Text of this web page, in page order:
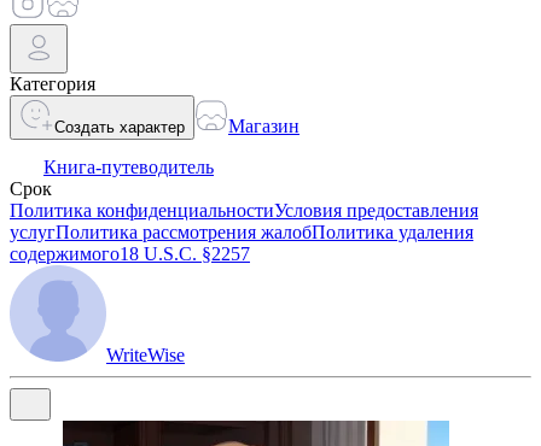
Категория
Создать характер
Магазин
Книга-путеводитель
Срок
Политика конфиденциальностиУсловия предоставления
услугПолитика рассмотрения жалобПолитика удаления
содержимого18 U.S.C. §2257
WriteWise